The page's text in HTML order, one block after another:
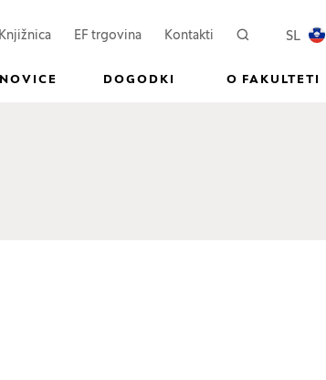
oknu)
Knjižnica EF trgovina(Odpre se v novem oknu)
Kontakti Iskanje SL
NOVICE DOGODKI O FAKULTETI